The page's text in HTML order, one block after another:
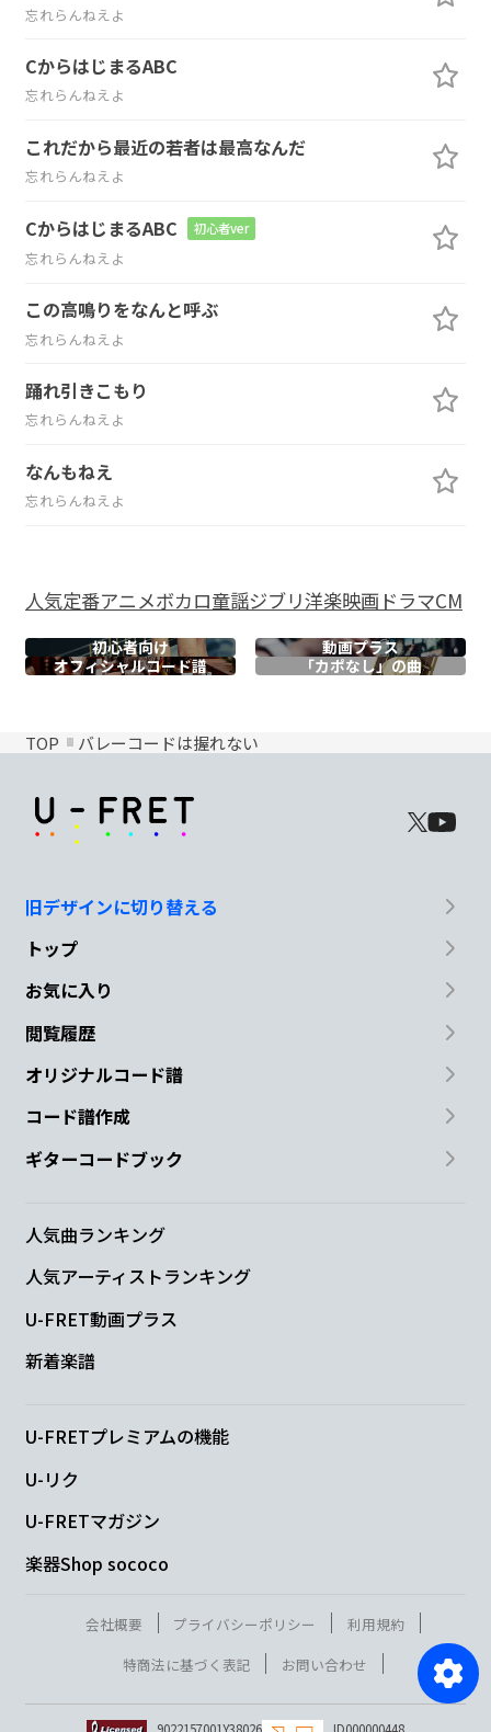
忘れらんねえよ
CからはじまるABC
忘れらんねえよ
これだから最近の若者は最高なんだ
忘れらんねえよ
CからはじまるABC 初心者ver
忘れらんねえよ
この高鳴りをなんと呼ぶ
忘れらんねえよ
踊れ引きこもり
忘れらんねえよ
なんもねえ
忘れらんねえよ
人気定番アニメボカロ童謡ジブリ洋楽映画ドラマCM
初心者向け
動画プラス
オフィシャルコード譜 「カポなし」の曲
TOP バレーコードは握れない
旧デザインに切り替える
トップ
お気に入り
閲覧履歴
オリジナルコード譜
コード譜作成
ギターコードブック
人気曲ランキング
人気アーティストランキング
U-FRET動画プラス
新着楽譜
U-FRETプレミアムの機能
U-リク
U-FRETマガジン
楽器Shop sococo
会社概要 プライバシーポリシー
利用規約
特商法に基づく表記
お問い合わせ
9022157001Y38026 ID000000448